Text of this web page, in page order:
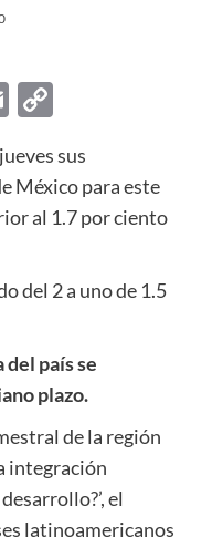
EmailCopy
sus
México para este
al 1.7 por ciento
del 2 a uno de 1.5
país se
plazo.
de la región
integración
el
latinoamericanos